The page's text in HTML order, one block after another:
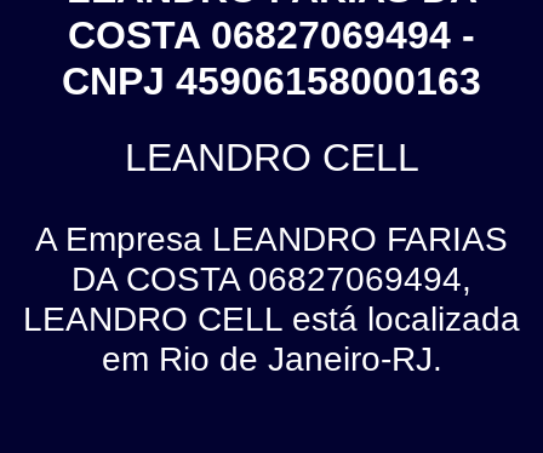
COSTA 06827069494 -
CNPJ 45906158000163
LEANDRO CELL
A Empresa LEANDRO FARIAS
DA COSTA 06827069494,
LEANDRO CELL está localizada
em Rio de Janeiro-RJ.